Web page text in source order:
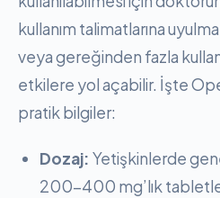
kullanım talimatlarına
veya gereğinden fazla
etkilere yol açabilir. İşte
pratik bilgiler:
Dozaj: Yetişkinlerde
200-400 mg’lık tabletler